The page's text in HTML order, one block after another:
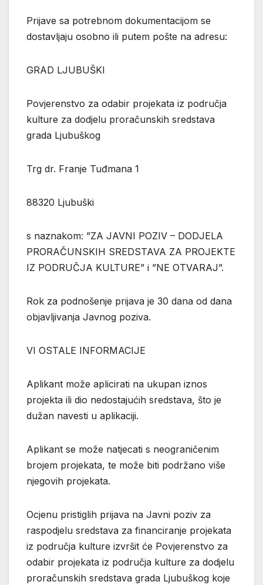
Prijave sa potrebnom dokumentacijom se
dostavljaju osobno ili putem pošte na adresu:
GRAD LJUBUŠKI
Povjerenstvo za odabir projekata iz područja
kulture za dodjelu proračunskih sredstava
grada Ljubuškog
Trg dr. Franje Tuđmana 1
88320 Ljubuški
s naznakom: ”ZA JAVNI POZIV – DODJELA
PRORAČUNSKIH SREDSTAVA ZA PROJEKTE
IZ PODRUČJA KULTURE” i ”NE OTVARAJ”.
Rok za podnošenje prijava je 30 dana od dana
objavljivanja Javnog poziva.
VI OSTALE INFORMACIJE
Aplikant može aplicirati na ukupan iznos
projekta ili dio nedostajućih sredstava, što je
dužan navesti u aplikaciji.
Aplikant se može natjecati s neograničenim
brojem projekata, te može biti podržano više
njegovih projekata.
Ocjenu pristiglih prijava na Javni poziv za
raspodjelu sredstava za financiranje projekata
iz područja kulture izvršit će Povjerenstvo za
odabir projekata iz područja kulture za dodjelu
proračunskih sredstava grada Ljubuškog koje